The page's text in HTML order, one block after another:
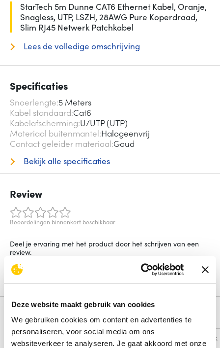
Deze website maakt gebruik van cookies
We gebruiken cookies om content en advertenties te
personaliseren, voor social media om ons
websiteverkeer te analyseren. Je gaat akkoord met onze
StarTech 5m Dunne CAT6 Ethernet Kabel, Oranje,
Snagless, UTP, LSZH, 28AWG Pure Koperdraad,
Slim RJ45 Netwerk Patchkabel
Lees de volledige omschrijving
Specificaties
Snoerlengte 5 Meters
Kabel standaard Cat6
Kabelafscherming U/UTP (UTP)
Materiaal buitenmantel Halogeenvrij
Contact geleider materiaal Goud
Bekijk alle specificaties
Review
Beoordelingen binnenkort beschikbaar
Deel je ervaring met het product door het schrijven van een
review.
Schrijf een review
Alternatieven
Vergelijk